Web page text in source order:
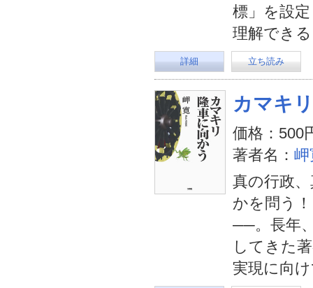
標」を設
理解でき
詳細 立ち読み
カマキ
価格：500
著者名： 岬
真の行政
かを問う
──。長年
してきた
実現に向